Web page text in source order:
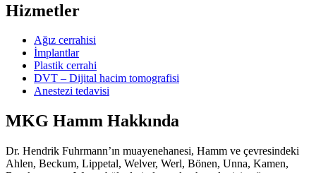
Hizmetler
Ağız cerrahisi
İmplantlar
Plastik cerrahi
DVT – Dijital hacim tomografisi
Anestezi tedavisi
MKG Hamm Hakkında
Dr. Hendrik Fuhrmann’ın muayenehanesi, Hamm ve çevresindeki
Ahlen, Beckum, Lippetal, Welver, Werl, Bönen, Unna, Kamen,